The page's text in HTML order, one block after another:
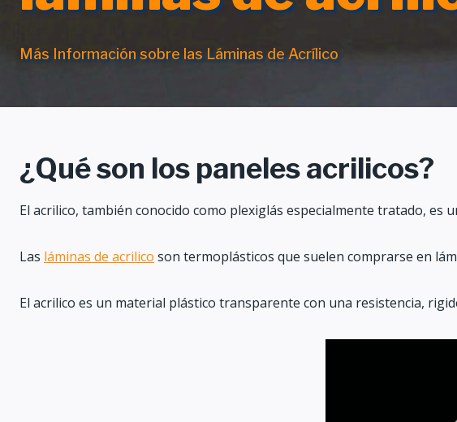
Más Información sobre las Láminas de Acrílico
¿Qué son los paneles acrilicos?
El acrilico, también conocido como plexiglás especialmente tratado, es
Las láminas de acrilico son termoplásticos que suelen comprarse en
El acrilico es un material plástico transparente con una resistencia,